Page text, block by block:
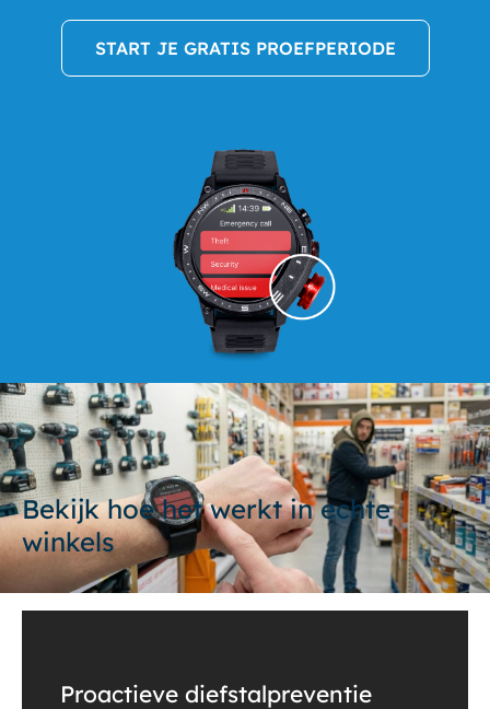
START JE GRATIS PROEFPERIODE
Bekijk hoe het werkt in echte
winkels
Proactieve diefstalpreventie